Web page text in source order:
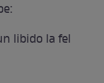
libido la fel